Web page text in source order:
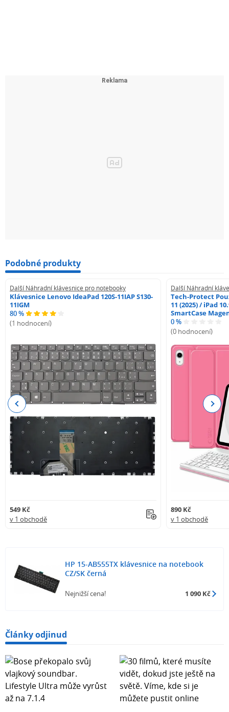
Podobné produkty
Další Náhradní klávesnice pro notebooky
Klávesnice Lenovo IdeaPad 120S-11IAP S130-
11IGM
80 %
(1 hodnocení)
549 Kč
v 1 obchodě
Další Náhradní
Tech-Protect
11 (2025) / iPad
SmartCase
0 %
(0 hodnocení)
890 Kč
v 1 obchodě
Previous Next
HP 15-AB555TX klávesnice na notebook
CZ/SK černá
Nejnižší cena! 1 090 Kč
Články odjinud